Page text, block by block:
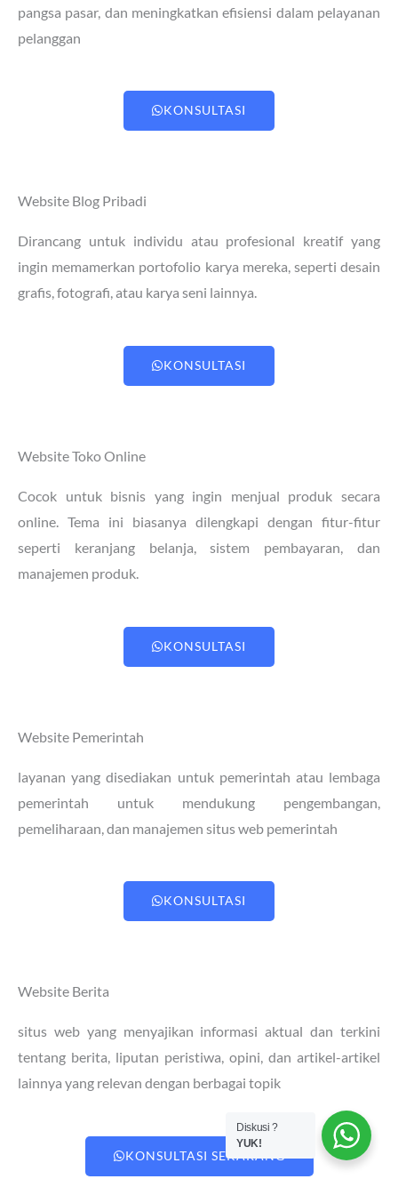
pangsa pasar, dan meningkatkan efisiensi dalam pelayanan
pelanggan
KONSULTASI
Website Blog Pribadi
Dirancang untuk individu atau profesional kreatif yang
ingin memamerkan portofolio karya mereka, seperti desain
grafis, fotografi, atau karya seni lainnya.
KONSULTASI
Website Toko Online
Cocok untuk bisnis yang ingin menjual produk secara
online. Tema ini biasanya dilengkapi dengan fitur-fitur
seperti keranjang belanja, sistem pembayaran, dan
manajemen produk.
KONSULTASI
Website Pemerintah
layanan yang disediakan untuk pemerintah atau lembaga
pemerintah untuk mendukung pengembangan,
pemeliharaan, dan manajemen situs web pemerintah
KONSULTASI
Website Berita
situs web yang menyajikan informasi aktual dan terkini
tentang berita, liputan peristiwa, opini, dan artikel-artikel
lainnya yang relevan dengan berbagai topik
KONSULTASI SEKARANG
Diskusi ?
YUK!